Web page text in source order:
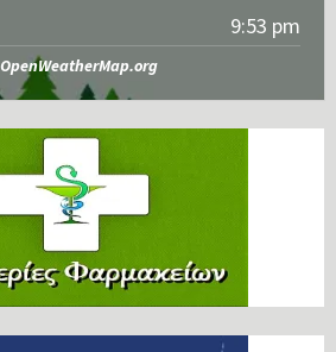
9:53 pm
OpenWeatherMap.org